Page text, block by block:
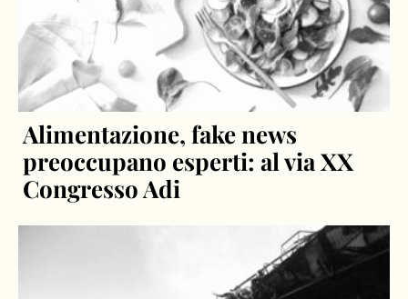
Alimentazione, fake news
preoccupano esperti: al via XX
Congresso Adi